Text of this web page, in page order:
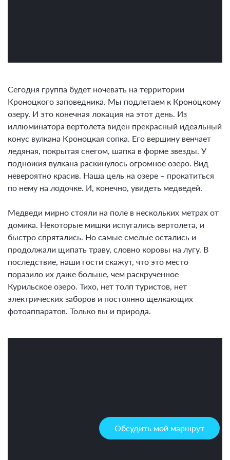
Сегодня группа будет ночевать на территории
Кроноцкого заповедника. Мы подлетаем к Кроноцкому
озеру. И это конечная локация на этот день. Из
иллюминатора вертолета виден прекрасный идеальный
конус вулкана Кроноцкая сопка. Его вершину венчает
ледяная, покрытая снегом, шапка в форме звезды. У
подножия вулкана раскинулось огромное озеро. Вид
невероятно красив. Наша цель на озере – прокатиться
по нему на лодочке. И, конечно, увидеть медведей.
Медведи мирно стояли на поле в нескольких метрах от
домика. Некоторые мишки испугались вертолета, и
быстро спрятались. Но самые смелые остались и
продолжали щипать траву, словно коровы на лугу. В
последствие, наши гости скажут, что это место
поразило их даже больше, чем раскрученное
Курильское озеро. Тихо, нет толп туристов, нет
электрических заборов и постоянно щелкающих
фотоаппаратов. Только вы и природа.
Обсудить мой маршрут